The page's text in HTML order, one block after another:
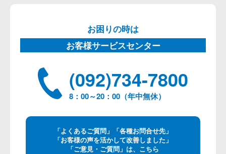
お困りの時は
お客様サービスセンター
(092)734-7800
8：00～20：00（年中無休）
「よくあるご質問」「各種お問合せ先」
「お客様の声を活かして改善しました」
「ご意見・ご質問」は、こちら